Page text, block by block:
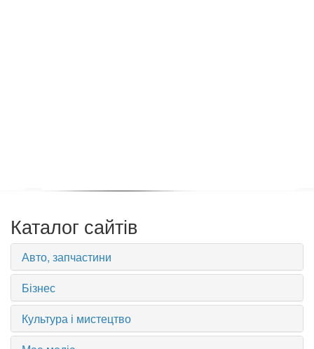
Каталог сайтів
Авто, запчастини
Бізнес
Культура і мистецтво